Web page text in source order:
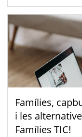
Famílies,
i les
Famílies TIC!